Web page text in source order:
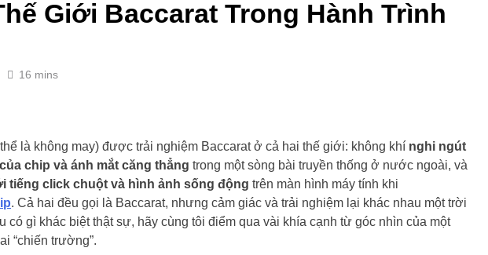
Giới Baccarat Trong Hành Trình
16 mins
là không may) được trải nghiệm Baccarat ở cả hai thế giới: không khí nghi ngút
chip và ánh mắt căng thẳng trong một sòng bài truyền thống ở nước ngoài, và
tiếng click chuột và hình ảnh sống động trên màn hình máy tính khi
. Cả hai đều gọi là Baccarat, nhưng cảm giác và trải nghiệm lại khác nhau một trời
có gì khác biệt thật sự, hãy cùng tôi điểm qua vài khía cạnh từ góc nhìn của một
“chiến trường”.